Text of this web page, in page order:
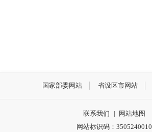
国家部委网站 省设区市网站
联系我们 |
网站地图
网站标识码：3505240010